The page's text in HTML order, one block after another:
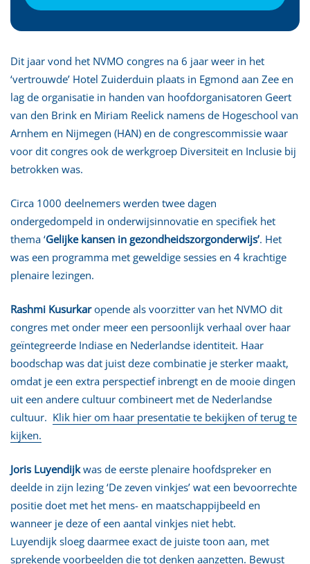
Dit jaar vond het NVMO congres na 6 jaar weer in het
‘vertrouwde’ Hotel Zuiderduin plaats in Egmond aan Zee en
lag de organisatie in handen van hoofdorganisatoren Geert
van den Brink en Miriam Reelick namens de Hogeschool van
Arnhem en Nijmegen (HAN) en de congrescommissie waar
voor dit congres ook de werkgroep Diversiteit en Inclusie bij
betrokken was.
Circa 1000 deelnemers werden twee dagen
ondergedompeld in onderwijsinnovatie en specifiek het
thema ‘Gelijke kansen in gezondheidszorgonderwijs’. Het
was een programma met geweldige sessies en 4 krachtige
plenaire lezingen.
Rashmi Kusurkaropende als voorzitter van het NVMO dit
congres met onder meer een persoonlijk verhaal over haar
geïntegreerde Indiase en Nederlandse identiteit. Haar
boodschap was dat juist deze combinatie je sterker maakt,
omdat je een extra perspectief inbrengt en de mooie dingen
uit een andere cultuur combineert met de Nederlandse
cultuur. Klik hier om haar presentatie te bekijken of terug te
kijken.
Joris Luyendijkwas de eerste plenaire hoofdspreker en
deelde in zijn lezing ‘De zeven vinkjes’ wat een bevoorrechte
positie doet met het mens- en maatschappijbeeld en
wanneer je deze of een aantal vinkjes niet hebt.
Luyendijk sloeg daarmee exact de juiste toon aan, met
sprekende voorbeelden die tot denken aanzetten. Bewust